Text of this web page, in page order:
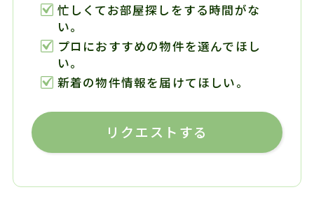
忙しくてお部屋探しをする時間がな
い。
プロにおすすめの物件を選んでほし
い。
新着の物件情報を届けてほしい。
リクエストする